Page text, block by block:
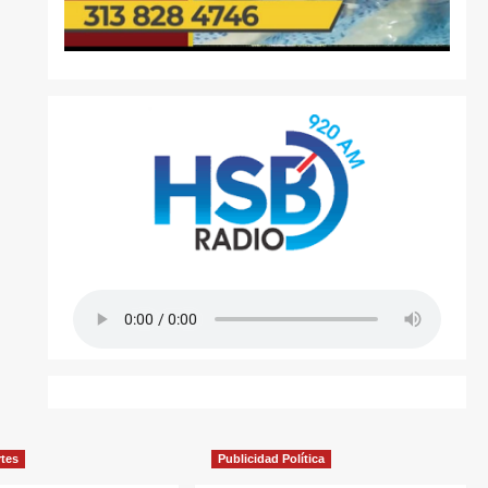
Publicidad Política